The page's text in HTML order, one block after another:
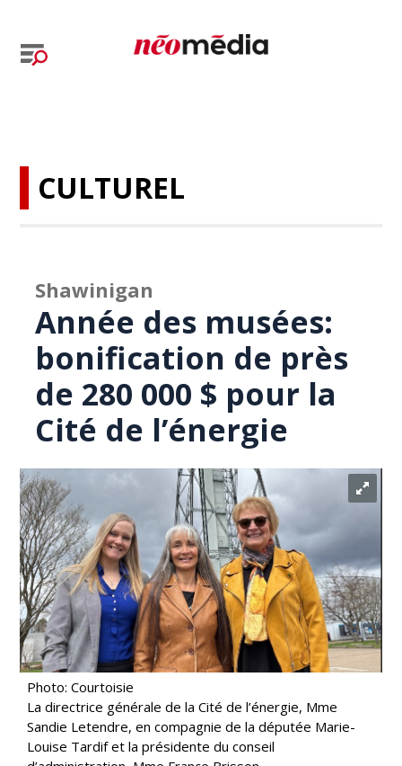
CULTUREL
Shawinigan
Année des musées:
bonification de près
de 280 000 $ pour la
Cité de l’énergie
Photo: Courtoisie
La directrice générale de la Cité de l’énergie, Mme
Sandie Letendre, en compagnie de la députée Marie-
Louise Tardif et la présidente du conseil